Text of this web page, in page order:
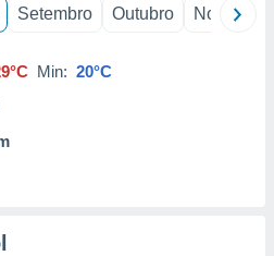
Setembro Outubro Novembro
Min: 20°C